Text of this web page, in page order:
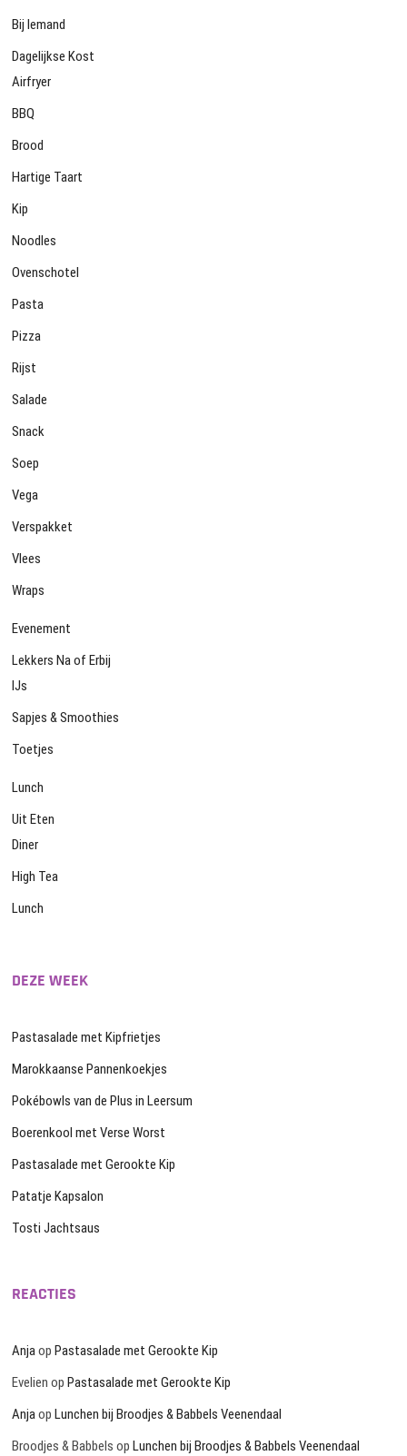
Bij Iemand
Dagelijkse Kost
Airfryer
BBQ
Brood
Hartige Taart
Kip
Noodles
Ovenschotel
Pasta
Pizza
Rijst
Salade
Snack
Soep
Vega
Verspakket
Vlees
Wraps
Evenement
Lekkers Na of Erbij
IJs
Sapjes & Smoothies
Toetjes
Lunch
Uit Eten
Diner
High Tea
Lunch
DEZE WEEK
Pastasalade met Kipfrietjes
Marokkaanse Pannenkoekjes
Pokébowls van de Plus in Leersum
Boerenkool met Verse Worst
Pastasalade met Gerookte Kip
Patatje Kapsalon
Tosti Jachtsaus
REACTIES
AnjaopPastasalade met Gerookte Kip
Evelien opPastasalade met Gerookte Kip
AnjaopLunchen bij Broodjes & Babbels Veenendaal
Broodjes & Babbels opLunchen bij Broodjes & Babbels Veenendaal